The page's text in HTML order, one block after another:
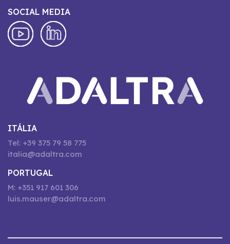
SOCIAL MEDIA
ITÁLIA
Tel: +39 375 79 58 775
italia@adaltra.com
PORTUGAL
M: +351 917 601 306
luis.mauser@adaltra.com